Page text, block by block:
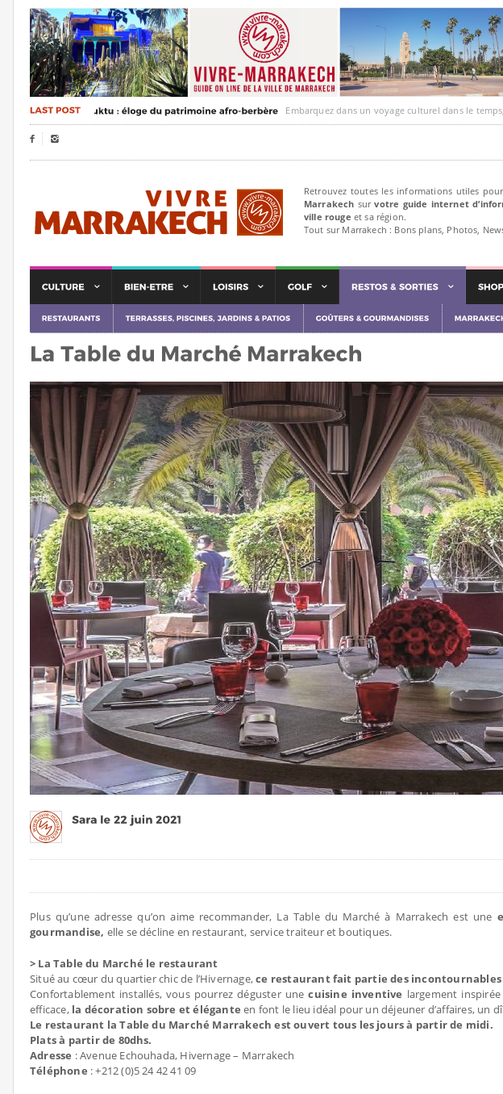
Embarquez dans un voyage culturel dans le temps, à la
 
Retrouvez toutes les informations utiles pour
Marrakech survotre guide internet
ville rouge et sa région.
Tout sur Marrakech : Bons plans, Photos,
Plus qu’une adresse qu’on aime recommander, La Table du Marché à Marrakech est une
gourmandise, elle se décline en restaurant, service traiteur et boutiques.
> La Table du Marché le restaurant
Situé au cœur du quartier chic de l’Hivernage,ce restaurant fait partie des incontournables
Confortablement installés, vous pourrez déguster unecuisine inventive largement
efficace,la décoration sobre et élégante en font le lieu idéal pour un déjeuner d’affaires, un
Le restaurant la Table du Marché Marrakech est ouvert tous les jours à partir de midi.
Plats à partir de 80dhs.
Adresse : Avenue Echouhada, Hivernage – Marrakech
Téléphone : +212 (0)5 24 42 41 09